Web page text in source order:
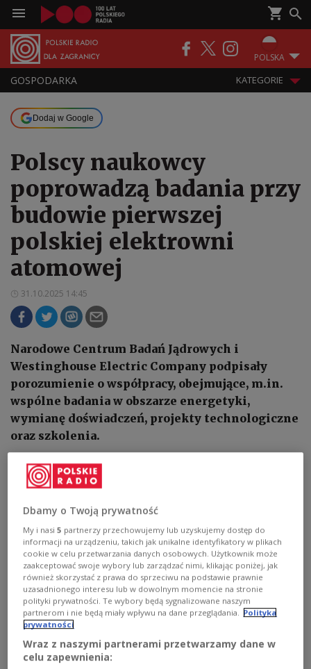
POLSKA
GOSPODARKA KATEGORIE
Dodaj w Google
Polscy naukowcy
poprowadzą badania przy
budowie pierwszej
polskiej elektrowni
atomowej
31.10.2025 14:45
Narodowe Centrum Badań Jądrowych i
Westinghouse Electric Company podpisały
porozumienie o współpracy, obejmujące, m.in.
wspólne badania w obszarze energetyki,
wymianę doświadczeń, projekty technologiczne
oraz szkolenia.
AUDIO 1
Kubecki podkreślił, że partnerstwo z Westinghouse jest strategiczne
[posłuchaj]
Dbamy o Twoją prywatność
My i nasi5 partnerzy przechowujemy lub uzyskujemy dostęp do
informacji na urządzeniu, takich jak unikalne identyfikatory w plikach
cookie w celu przetwarzania danych osobowych. Użytkownik może
zaakceptować swoje wybory lub zarządzać nimi, klikając poniżej, jak
również skorzystać z prawa do sprzeciwu na podstawie prawnie
uzasadnionego interesu lub w dowolnym momencie na stronie
polityki prywatności. Te wybory będą sygnalizowane naszym
partnerom i nie będą miały wpływu na dane przeglądania.
Polityka
prywatności
Wraz z naszymi partnerami przetwarzamy dane w
celu zapewnienia: